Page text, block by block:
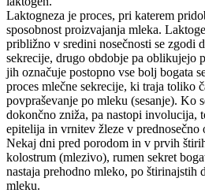
Laktogneza je proces, pri katerem
sposobnost proizvajanja mleka.
približno v sredini nosečnosti se zgodi
sekrecije, drugo obdobje pa oblikujejo
jih označuje postopno vse bolj bogata
proces mlečne sekrecije, ki traja toliko
povpraševanje po mleku (sesanje). Ko
dokončno zniža, pa nastopi involucija,
epitelija in vrnitev žleze v prednosečno
Nekaj dni pred porodom in v prvih
kolostrum (mlezivo), rumen sekret
nastaja prehodno mleko, po štirinajstih
mleku.